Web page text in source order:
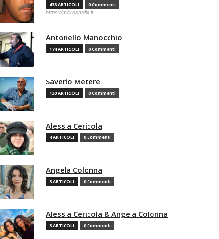
438 ARTICOLI 0 Commenti
https://microstudio.it
Antonello Manocchio
174 ARTICOLI 0 Commenti
Saverio Metere
130 ARTICOLI 0 Commenti
Alessia Cericola
4 ARTICOLI 0 Commenti
Angela Colonna
3 ARTICOLI 0 Commenti
Alessia Cericola & Angela Colonna
3 ARTICOLI 0 Commenti